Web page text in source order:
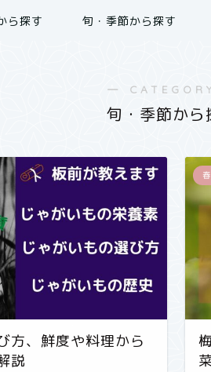
ら探す 旬・季節から探す
―
旬・季節から
方、鮮度や料理から
説